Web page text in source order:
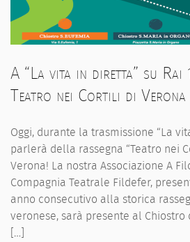
A “La vita in diretta” su
Teatro nei Cortili di Verona
Oggi, durante la trasmissione “La
parlerà della rassegna “Teatro nei
Verona! La nostra Associazione A
Compagnia Teatrale Fildefer,
anno consecutivo alla storica
veronese, sarà presente al Chiostro
[…]